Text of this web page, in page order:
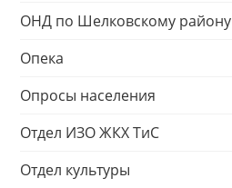
ОНД по Шелковскому району
Опека
Опросы населения
Отдел ИЗО ЖКХ ТиС
Отдел культуры